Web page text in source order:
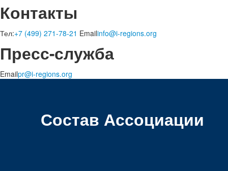
Контакты
Тел:+7 (499) 271-78-21 Emailinfo@i-regions.org
Пресс-служба
Emailpr@i-regions.org
Состав Ассоциации